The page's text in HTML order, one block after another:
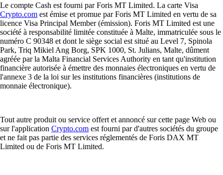
Le compte Cash est fourni par Foris MT Limited. La carte Visa
Crypto.com est émise et promue par Foris MT Limited en vertu de sa
licence Visa Principal Member (émission). Foris MT Limited est une
société à responsabilité limitée constituée à Malte, immatriculée sous le
numéro C 90348 et dont le siège social est situé au Level 7, Spinola
Park, Triq Mikiel Ang Borg, SPK 1000, St. Julians, Malte, dûment
agréée par la Malta Financial Services Authority en tant qu'institution
financière autorisée à émettre des monnaies électroniques en vertu de
l'annexe 3 de la loi sur les institutions financières (institutions de
monnaie électronique).
Tout autre produit ou service offert et annoncé sur cette page Web ou
sur l'application Crypto.com est fourni par d'autres sociétés du groupe
et ne fait pas partie des services réglementés de Foris DAX MT
Limited ou de Foris MT Limited.